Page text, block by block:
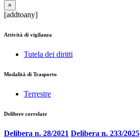
×
[addtoany]
Attività di vigilanza
Tutela dei diritti
Modalità di Trasporto
Terrestre
Delibere correlate
Delibera n. 28/2021 Delibera n. 233/2025